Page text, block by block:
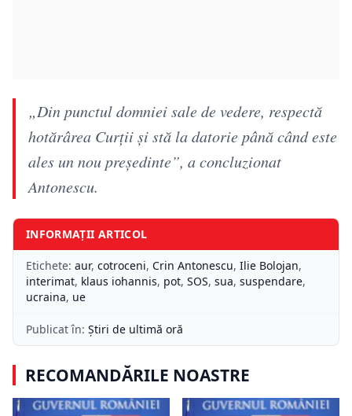
„Din punctul domniei sale de vedere, respectă
hotărârea Curţii şi stă la datorie până când este
ales un nou preşedinte”, a concluzionat
Antonescu.
INFORMAȚII ARTICOL
Etichete: aur, cotroceni, Crin Antonescu, Ilie Bolojan,
interimat, klaus iohannis, pot, SOS, sua, suspendare,
ucraina, ue
Publicat în: Știri de ultimă oră
RECOMANDĂRILE NOASTRE